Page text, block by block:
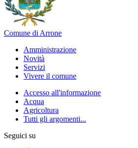
Comune di Arrone
Amministrazione
Novità
Servizi
Vivere il comune
Accesso all'informazione
Acqua
Agricoltura
Tutti gli argomenti...
Seguici su